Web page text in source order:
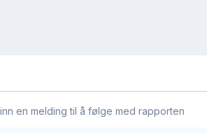
en melding til å følge med rapporten